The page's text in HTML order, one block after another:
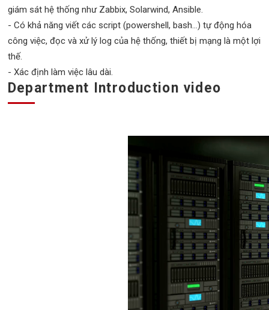
giám sát hệ thống như Zabbix, Solarwind, Ansible.
- Có khả năng viết các script (powershell, bash...) tự động hóa
công việc, đọc và xử lý log của hệ thống, thiết bị mạng là một lợi
thế.
- Xác định làm việc lâu dài.
Department Introduction video